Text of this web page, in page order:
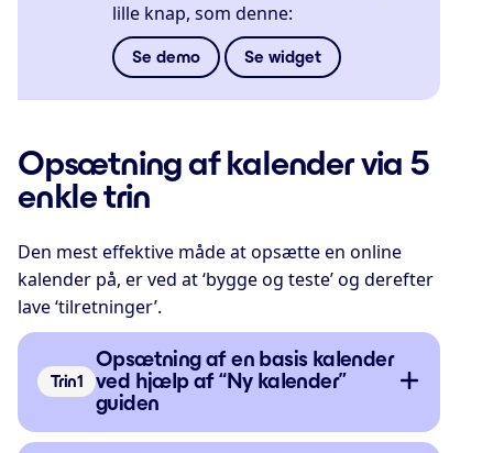
lille knap, som denne:
Se demo Se widget
Opsætning af kalender via 5
enkle trin
Den mest effektive måde at opsætte en online
kalender på, er ved at ‘bygge og teste’ og derefter
lave ‘tilretninger’.
Trin
Opsætning af en basis kalender
ved hjælp af “Ny kalender”
guiden